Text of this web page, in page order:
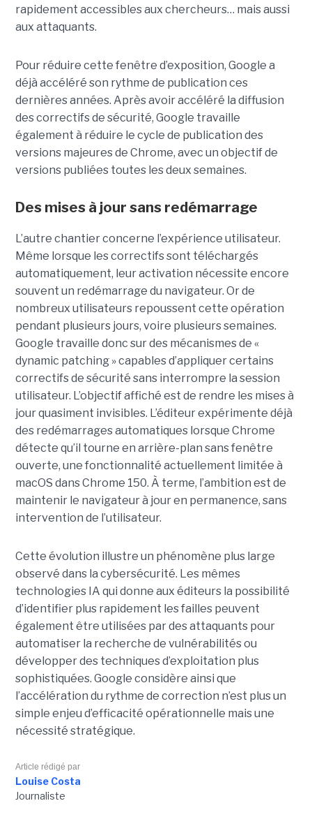
rapidement accessibles aux chercheurs… mais aussi
aux attaquants.
Pour réduire cette fenêtre d’exposition, Google a
déjà accéléré son rythme de publication ces
dernières années. Après avoir accéléré la diffusion
des correctifs de sécurité, Google travaille
également à réduire le cycle de publication des
versions majeures de Chrome, avec un objectif de
versions publiées toutes les deux semaines.
Des mises à jour sans redémarrage
L’autre chantier concerne l’expérience utilisateur.
Même lorsque les correctifs sont téléchargés
automatiquement, leur activation nécessite encore
souvent un redémarrage du navigateur. Or de
nombreux utilisateurs repoussent cette opération
pendant plusieurs jours, voire plusieurs semaines.
Google travaille donc sur des mécanismes de «
dynamic patching » capables d’appliquer certains
correctifs de sécurité sans interrompre la session
utilisateur. L’objectif affiché est de rendre les mises à
jour quasiment invisibles. L’éditeur expérimente déjà
des redémarrages automatiques lorsque Chrome
détecte qu’il tourne en arrière-plan sans fenêtre
ouverte, une fonctionnalité actuellement limitée à
macOS dans Chrome 150. À terme, l’ambition est de
maintenir le navigateur à jour en permanence, sans
intervention de l’utilisateur.
Cette évolution illustre un phénomène plus large
observé dans la cybersécurité. Les mêmes
technologies IA qui donne aux éditeurs la possibilité
d’identifier plus rapidement les failles peuvent
également être utilisées par des attaquants pour
automatiser la recherche de vulnérabilités ou
développer des techniques d’exploitation plus
sophistiquées. Google considère ainsi que
l’accélération du rythme de correction n’est plus un
simple enjeu d’efficacité opérationnelle mais une
nécessité stratégique.
Article rédigé par
Louise Costa
Journaliste